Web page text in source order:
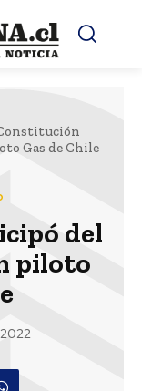
Gas de Chile
del
piloto